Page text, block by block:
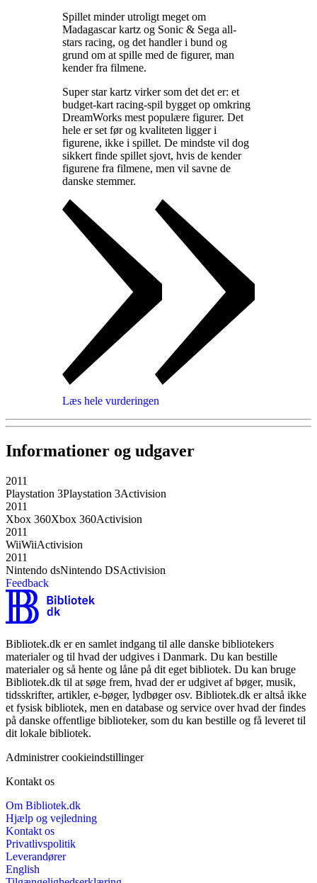
Spillet minder utroligt meget om
Madagascar kartz og Sonic & Sega all-
stars racing, og det handler i bund og
grund om at spille med de figurer, man
kender fra filmene.
Super star kartz virker som det det er: et
budget-kart racing-spil bygget op omkring
DreamWorks mest populære figurer. Det
hele er set før og kvaliteten ligger i
figurene, ikke i spillet. De mindste vil dog
sikkert finde spillet sjovt, hvis de kender
figurene fra filmene, men vil savne de
danske stemmer.
Læs hele vurderingen
Informationer og udgaver
2011
Playstation 3Playstation 3Activision
2011
Xbox 360Xbox 360Activision
2011
WiiWiiActivision
2011
Nintendo dsNintendo DSActivision
Feedback
Bibliotek.dk er en samlet indgang til alle danske bibliotekers
materialer og til hvad der udgives i Danmark. Du kan bestille
materialer og så hente og låne på dit eget bibliotek. Du kan bruge
Bibliotek.dk til at søge frem, hvad der er udgivet af bøger, musik,
tidsskrifter, artikler, e-bøger, lydbøger osv. Bibliotek.dk er altså ikke
et fysisk bibliotek, men en database og service over hvad der findes
på danske offentlige biblioteker, som du kan bestille og få leveret til
dit lokale bibliotek.
Administrer cookieindstillinger
Kontakt os
Om Bibliotek.dk
Hjælp og vejledning
Kontakt os
Privatlivspolitik
Leverandører
English